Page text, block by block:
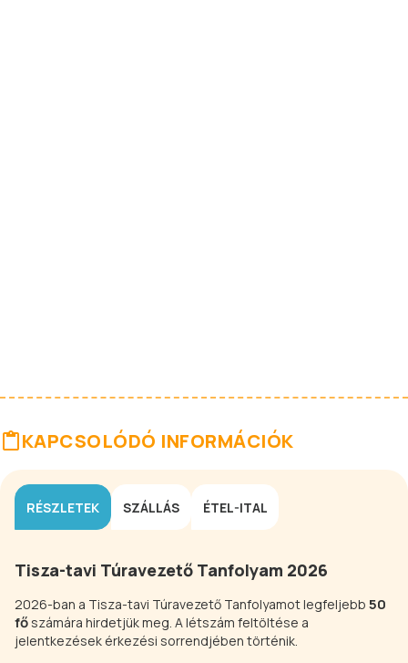
KAPCSOLÓDÓ INFORMÁCIÓK
RÉSZLETEK SZÁLLÁS ÉTEL-ITAL
Tisza-tavi Túravezető Tanfolyam 2026
2026-ban a Tisza-tavi Túravezető Tanfolyamot legfeljebb 50
fő számára hirdetjük meg. A létszám feltöltése a
jelentkezések érkezési sorrendjében történik.